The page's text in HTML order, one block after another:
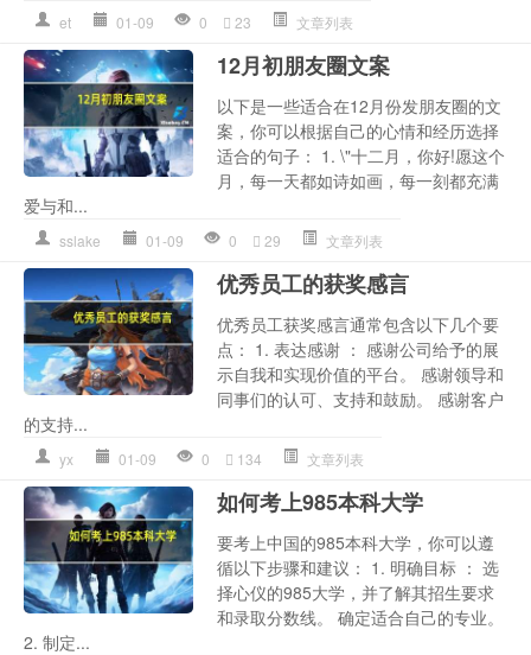
et 01-09 0 23 文章列表
12月初朋友圈文案
以下是一些适合在12月份发朋友圈的文
案，你可以根据自己的心情和经历选择
适合的句子： 1. \"十二月，你好!愿这个
月，每一天都如诗如画，每一刻都充满
爱与和...
sslake 01-09 0 29 文章列表
优秀员工的获奖感言
优秀员工获奖感言通常包含以下几个要
点： 1. 表达感谢 ： 感谢公司给予的展
示自我和实现价值的平台。 感谢领导和
同事们的认可、支持和鼓励。 感谢客户
的支持...
yx 01-09 0 134 文章列表
如何考上985本科大学
要考上中国的985本科大学，你可以遵
循以下步骤和建议： 1. 明确目标 ： 选
择心仪的985大学，并了解其招生要求
和录取分数线。 确定适合自己的专业。
2. 制定...